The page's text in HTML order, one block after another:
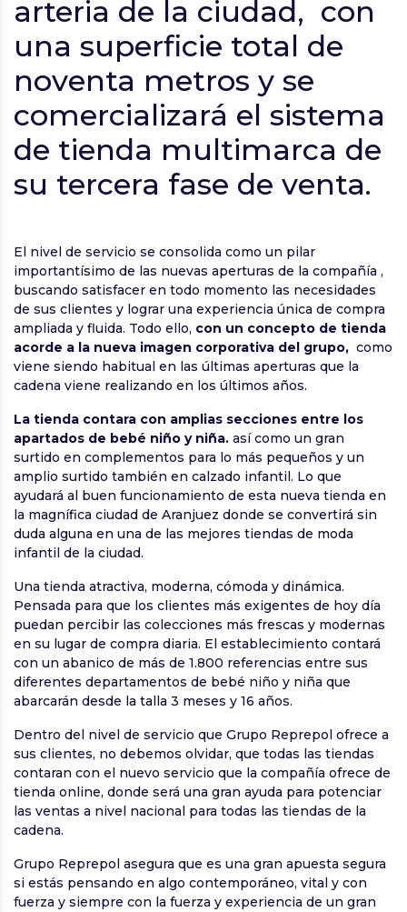
arteria de la ciudad, con
una superficie total de
noventa metros y se
comercializará el sistema
de tienda multimarca de
su tercera fase de venta.
El nivel de servicio se consolida como un pilar
importantísimo de las nuevas aperturas de la compañía ,
buscando satisfacer en todo momento las necesidades
de sus clientes y lograr una experiencia única de compra
ampliada y fluida. Todo ello, con un concepto de tienda
acorde a la nueva imagen corporativa del grupo, como
viene siendo habitual en las últimas aperturas que la
cadena viene realizando en los últimos años.
La tienda contara con amplias secciones entre los
apartados de bebé niño y niña. así como un gran
surtido en complementos para lo más pequeños y un
amplio surtido también en calzado infantil. Lo que
ayudará al buen funcionamiento de esta nueva tienda en
la magnífica ciudad de Aranjuez donde se convertirá sin
duda alguna en una de las mejores tiendas de moda
infantil de la ciudad.
Una tienda atractiva, moderna, cómoda y dinámica.
Pensada para que los clientes más exigentes de hoy día
puedan percibir las colecciones más frescas y modernas
en su lugar de compra diaria. El establecimiento contará
con un abanico de más de 1.800 referencias entre sus
diferentes departamentos de bebé niño y niña que
abarcarán desde la talla 3 meses y 16 años.
Dentro del nivel de servicio que Grupo Reprepol ofrece a
sus clientes, no debemos olvidar, que todas las tiendas
contaran con el nuevo servicio que la compañía ofrece de
tienda online, donde será una gran ayuda para potenciar
las ventas a nivel nacional para todas las tiendas de la
cadena.
Grupo Reprepol asegura que es una gran apuesta segura
si estás pensando en algo contemporáneo, vital y con
fuerza y siempre con la fuerza y experiencia de un gran